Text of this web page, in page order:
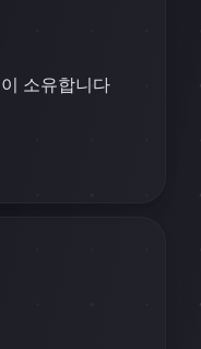
소유합니다